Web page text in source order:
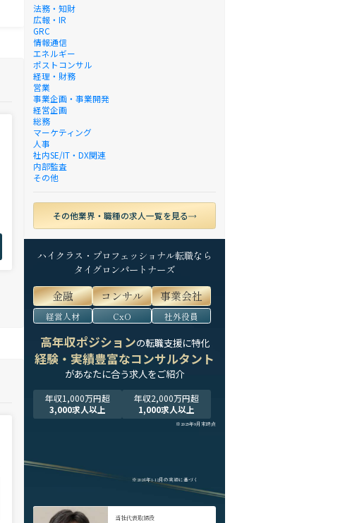
法務・知財
広報・IR
GRC
情報通信
エネルギー
ポストコンサル
経理・財務
営業
事業企画・事業開発
経営企画
総務
マーケティング
人事
社内SE/IT・DX関連
内部監査
その他
その他業界・職種の求人一覧を見る
ハイクラス・プロフェッショナル転職なら
タイグロンパートナーズ
金融 コンサル 事業会社
経営人材 CxO 社外役員
高年収ポジションの転職支援に特化
経験・実績豊富なコンサルタント
があなたに合う求人をご紹介
年収1,000万円超
3,000求人以上
年収2,000万円超
1,000求人以上
※2025年9月末時点
※2024年1-12月の実績に基づく
当社代表取締役